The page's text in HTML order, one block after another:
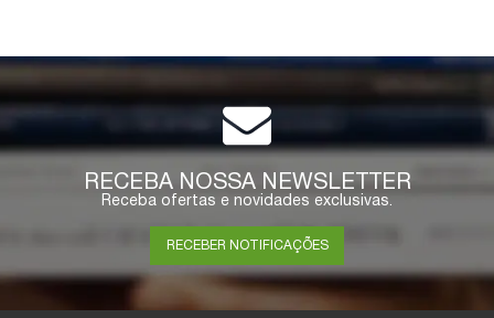
ESGOTADO
RECEBA NOSSA NEWSLETTER
Receba ofertas e novidades exclusivas.
RECEBER NOTIFICAÇÕES